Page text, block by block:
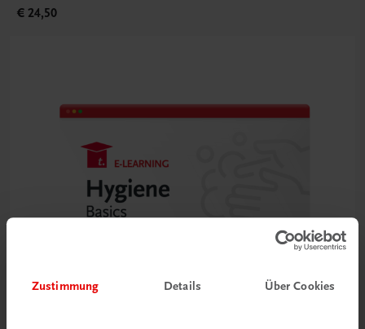
Zustimmung Details Über Cookies
€ 24,50